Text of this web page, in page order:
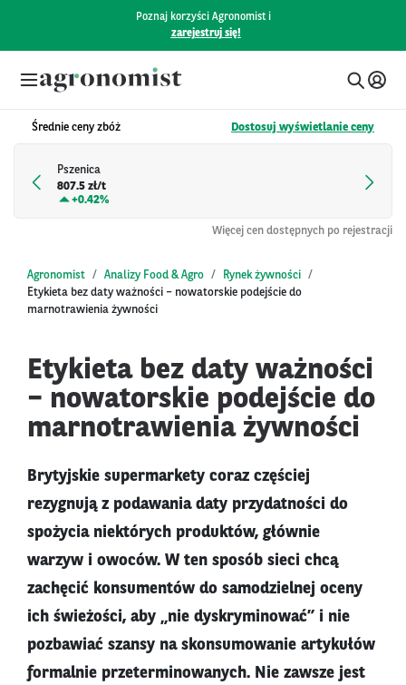
Poznaj korzyści Agronomist i
zarejestruj się!
Średnie ceny zbóż Dostosuj wyświetlanie ceny
Pszenica
807.5 zł/t
+0.42%
Więcej cen dostępnych po rejestracji
Agronomist Analizy Food & Agro
Rynek żywności
Etykieta bez daty ważności – nowatorskie podejście do
marnotrawienia żywności
Etykieta bez daty ważności
– nowatorskie podejście do
marnotrawienia żywności
Brytyjskie supermarkety coraz częściej
rezygnują z podawania daty przydatności do
spożycia niektórych produktów, głównie
warzyw i owoców. W ten sposób sieci chcą
zachęcić konsumentów do samodzielnej oceny
ich świeżości, aby „nie dyskryminować” i nie
pozbawiać szansy na skonsumowanie artykułów
formalnie przeterminowanych. Nie zawsze jest